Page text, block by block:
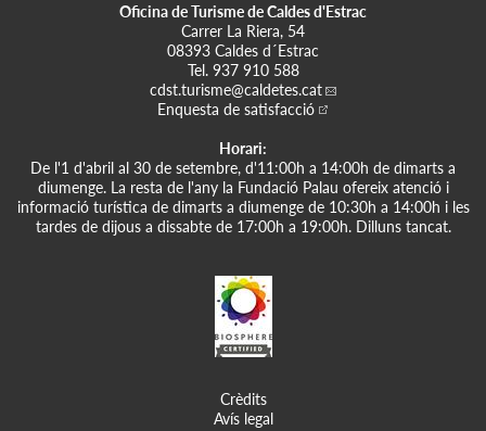
Oficina de Turisme de Caldes d'Estrac
Carrer La Riera, 54
08393 Caldes d´Estrac
Tel. 937 910 588
cdst.turisme@caldetes.cat
Enquesta de satisfacció
Horari:
De l'1 d'abril al 30 de setembre, d'11:00h a 14:00h de dimarts a
diumenge. La resta de l'any la Fundació Palau ofereix atenció i
informació turística de dimarts a diumenge de 10:30h a 14:00h i les
tardes de dijous a dissabte de 17:00h a 19:00h. Dilluns tancat.
Crèdits
Avís legal